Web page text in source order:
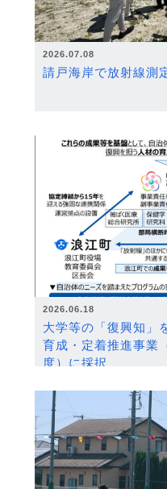
2026.07.08
請戸海岸で放射線測
2026.06.18
大学等の「復興知」
育成・定着推進事業
度）に採択